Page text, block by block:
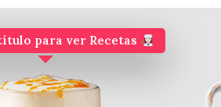
para ver Recetas